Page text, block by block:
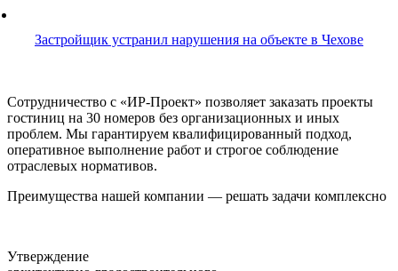
Застройщик устранил нарушения на объекте в Чехове
Сотрудничество с «ИР-Проект» позволяет заказать проекты
гостиниц на 30 номеров без организационных и иных
проблем. Мы гарантируем квалифицированный подход,
оперативное выполнение работ и строгое соблюдение
отраслевых нормативов.
Преимущества нашей компании — решать задачи комплексно
Утверждение